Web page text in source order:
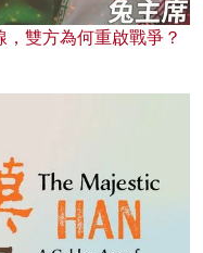
雙方為何重啟戰爭？